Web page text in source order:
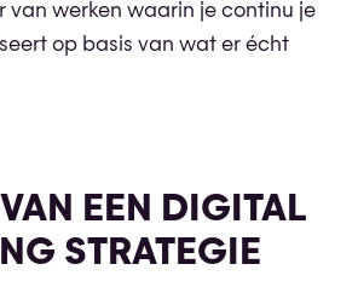
van werken waarin je continu je
op basis van wat er écht
EEN DIGITAL
STRATEGIE